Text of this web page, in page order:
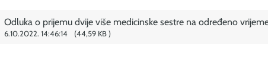
Odluka o prijemu dvije više medicinske sestre na određeno
6.10.2022. 14:46:14 44,59 KB